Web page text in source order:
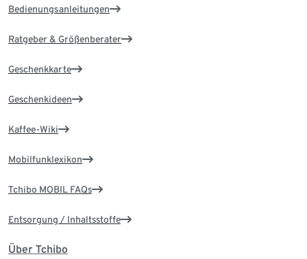
Bedienungsanleitungen
Ratgeber & Größenberater
Geschenkkarte
Geschenkideen
Kaffee-Wiki
Mobilfunklexikon
Tchibo MOBIL FAQs
Entsorgung / Inhaltsstoffe
Über Tchibo